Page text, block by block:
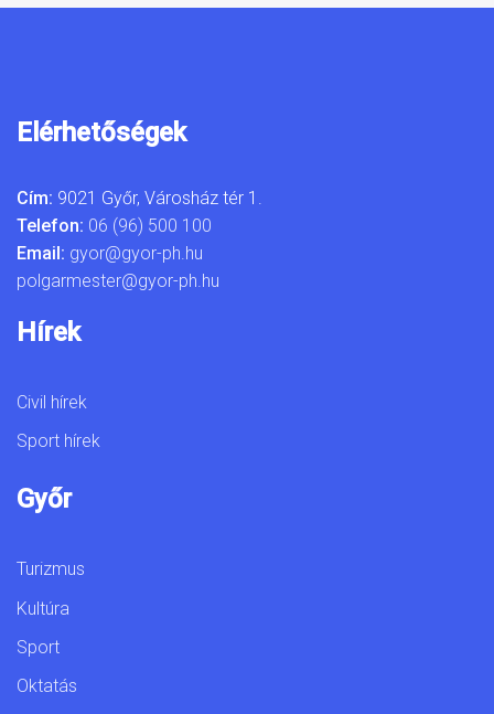
Elérhetőségek
Cím: 9021 Győr, Városház tér 1.
Telefon: 06 (96) 500 100
Email: gyor@gyor-ph.hu
polgarmester@gyor-ph.hu
Hírek
Civil hírek
Sport hírek
Győr
Turizmus
Kultúra
Sport
Oktatás